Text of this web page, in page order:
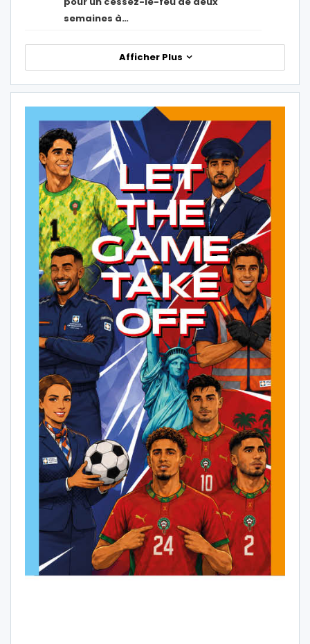
semaines à…
Afficher Plus